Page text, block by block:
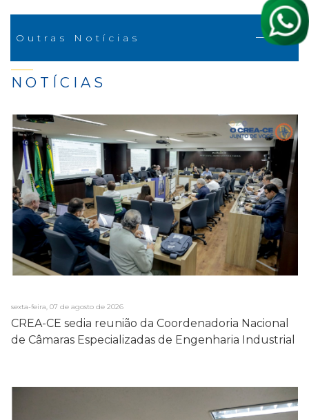
Outras Notícias
NOTÍCIAS
sexta-feira, 07 de agosto de 2026
CREA-CE sedia reunião da Coordenadoria Nacional
de Câmaras Especializadas de Engenharia Industrial